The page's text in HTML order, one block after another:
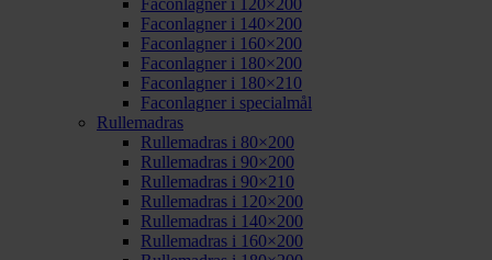
Faconlagner i 120×200
Faconlagner i 140×200
Faconlagner i 160×200
Faconlagner i 180×200
Faconlagner i 180×210
Faconlagner i specialmål
Rullemadras
Rullemadras i 80×200
Rullemadras i 90×200
Rullemadras i 90×210
Rullemadras i 120×200
Rullemadras i 140×200
Rullemadras i 160×200